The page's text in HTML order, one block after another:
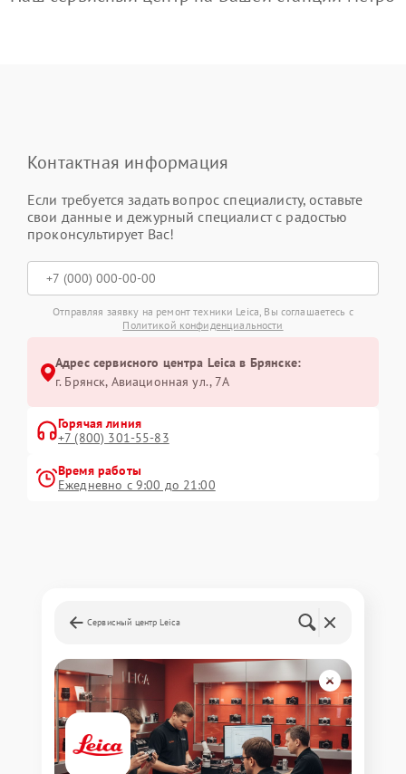
Контактная информация
Если требуется задать вопрос специалисту, оставьте
свои данные и дежурный специалист с радостью
проконсультирует Вас!
Отправляя заявку на ремонт техники Leica, Вы соглашаетесь с
Политикой конфиденциальности
Адрес сервисного центра Leica в Брянске:
г. Брянск, Авиационная ул., 7А
Горячая линия
+7 (800) 301-55-83
Время работы
Ежедневно с 9:00 до 21:00
Сервисный центр Leica